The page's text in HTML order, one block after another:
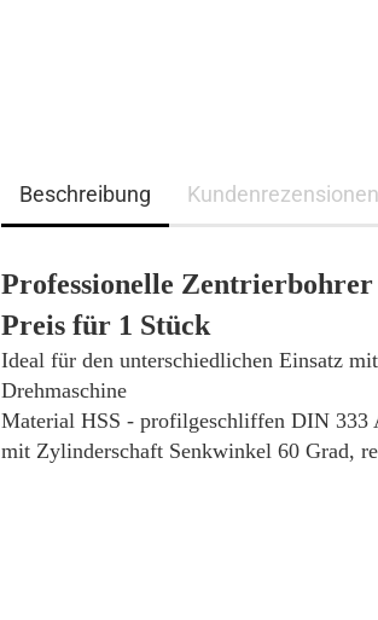
Beschreibung Kundenrezensionen
Professionelle Zentrierbohrer
Preis für 1 Stück
Ideal für den unterschiedlichen Einsatz
Drehmaschine
Material HSS - profilgeschliffen DIN 333
mit Zylinderschaft Senkwinkel 60 Grad,